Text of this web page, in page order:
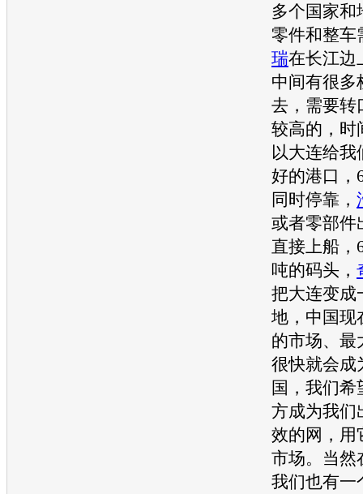
多个国家和
零件和整车
瑞在长江边
中间有很多
去，需要转
较高的，时
以大连给
好的港口，
同时停靠，
或者零部件
直接上船，
吨的码头，
把大连变成
地，中国现
的市场、最
很快就会成
国，我们
方成为我们
效的网，用
市场。当然
我们也有一